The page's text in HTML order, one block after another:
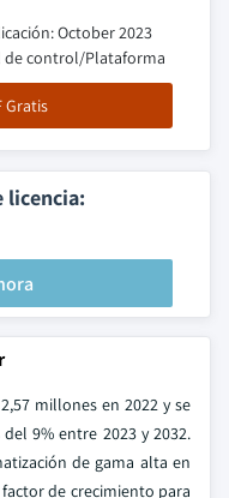
October 2023
de control/Plataforma
Gratis
licencia:
millones en 2022 y se
9% entre 2023 y 2032.
de gama alta en
de crecimiento para